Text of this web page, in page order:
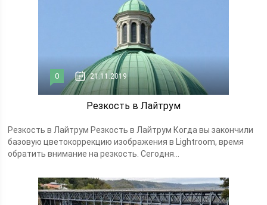
0 21.11.2019
Резкость в Лайтрум
Резкость в Лайтрум Резкость в Лайтрум Когда вы закончили
базовую цветокоррекцию изображения в Lightroom, время
обратить внимание на резкость. Сегодня...